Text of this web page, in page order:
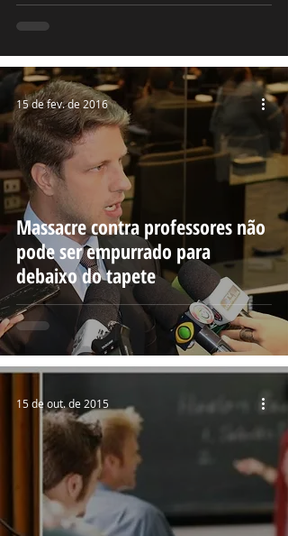
Massacre contra professores não
pode ser empurrado para
debaixo do tapete
15 de fev. de 2016
15 de out. de 2015